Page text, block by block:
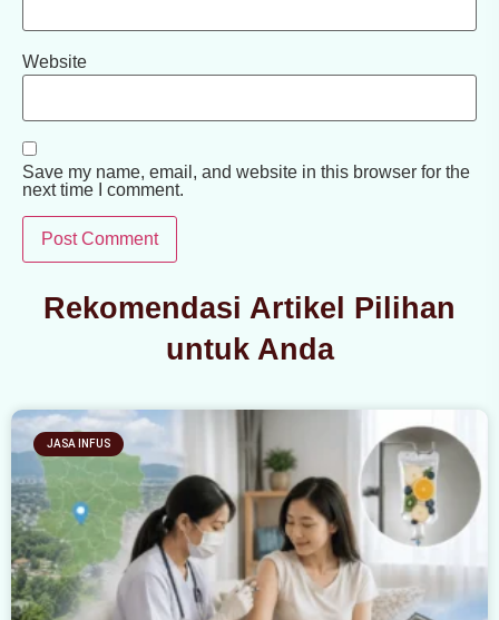
Website
Save my name, email, and website in this browser for the
next time I comment.
Rekomendasi Artikel Pilihan
untuk Anda
JASA INFUS